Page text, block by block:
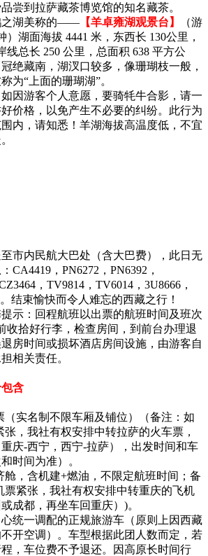
尝到拉萨藏茶博览馆的知名藏茶。
之湖美称的—— 【羊卓雍湖观景台】
（游
）湖面海拔 4441 米，东西长 130公里，
线总长 250 公里，总面积 638 平方公
绝藏南，湖汊口较多，像珊瑚枝一般，
为“上面的珊瑚湖”。
因游客个人意愿，要骑牦牛合影，请一
价格，以免产生不必要的纠纷。此行为
内，请知悉！羊湖海拔高温度低，不宜
市内民航大巴处（含大巴费），此日无
CA4419，PN6272，PN6392，
，TV9814，TV6014，3U8666，
结束愉快而令人难忘的西藏之行！
示：回程航班以出票的航班时间及班次
收拾好行李，检查房间，到前台办理退
房时间或损坏酒店房间设施，由游客自
相关责任。
含
（实名制不限车厢及铺位）（备注：如
，我社有权安排中转拉萨的火车票，
庆-西宁，西宁-拉萨），出发时间和车
时间为准）。
舱，含机建+燃油，不限定航班时间；备
票紧张，我社有权安排中转重庆的飞机
成都，再坐车回重庆）)。
统一调配的正规旅游车（原则上因西藏
开空调）。车型根据此团人数而定，若
，车位费不予退还。因高原长时间行